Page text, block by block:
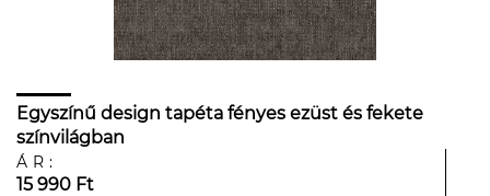
Egyszínű design tapéta fényes ezüst és fekete
színvilágban
ÁR:
15 990 Ft